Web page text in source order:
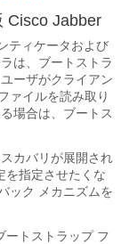
Cisco Jabber
ティケータおよび
は、ブートストラ
ーザがクライアン
ァイルを読み取り
場合は、ブートス
カバリが展開され
を指定させたくな
ック メカニズムを
ートストラップ フ